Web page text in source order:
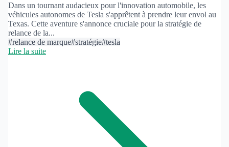
Dans un tournant audacieux pour l'innovation automobile, les
véhicules autonomes de Tesla s'apprêtent à prendre leur envol au
Texas. Cette aventure s'annonce cruciale pour la stratégie de
relance de la...
#relance de marque#stratégie#tesla
Lire la suite